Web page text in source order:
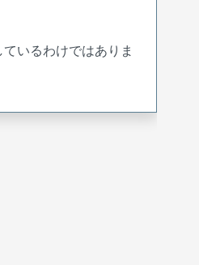
いるわけではありま